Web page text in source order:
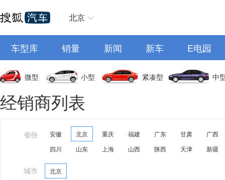
北京
车型库 销量 新闻 新车 E电园
微型 小型 紧凑型 中
经销商列表
省份 安徽 北京 重庆 福建 广东 甘肃
广西
四川
山东 上海 山西 陕西 天津 新疆
城市 北京